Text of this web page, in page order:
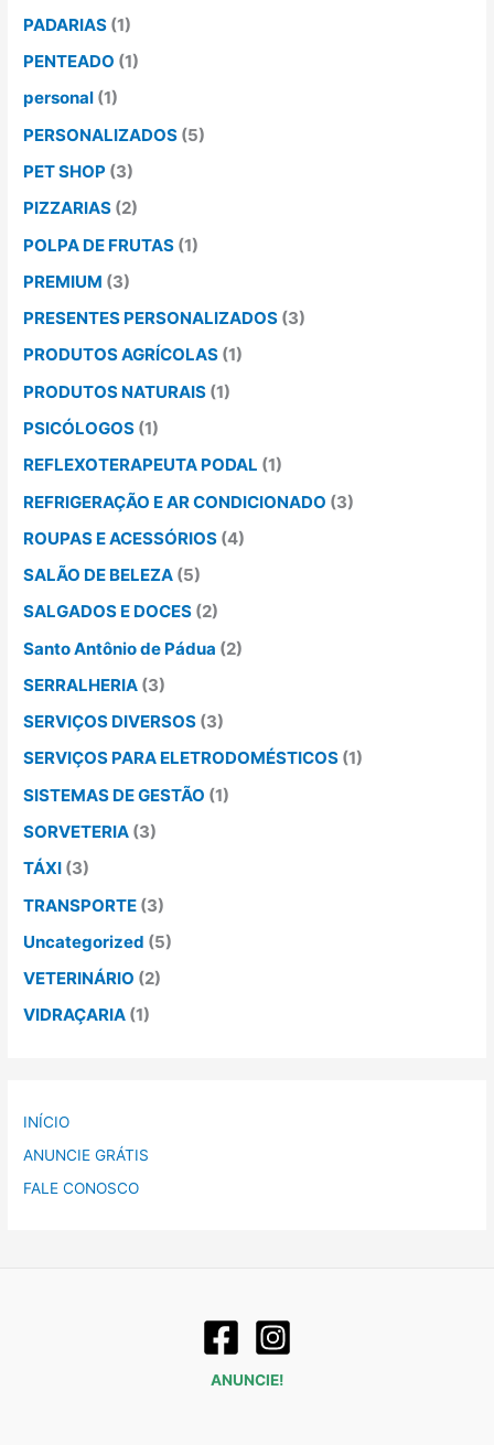
PADARIAS (1)
PENTEADO (1)
personal (1)
PERSONALIZADOS (5)
PET SHOP (3)
PIZZARIAS (2)
POLPA DE FRUTAS (1)
PREMIUM (3)
PRESENTES PERSONALIZADOS (3)
PRODUTOS AGRÍCOLAS (1)
PRODUTOS NATURAIS (1)
PSICÓLOGOS (1)
REFLEXOTERAPEUTA PODAL (1)
REFRIGERAÇÃO E AR CONDICIONADO (3)
ROUPAS E ACESSÓRIOS (4)
SALÃO DE BELEZA (5)
SALGADOS E DOCES (2)
Santo Antônio de Pádua (2)
SERRALHERIA (3)
SERVIÇOS DIVERSOS (3)
SERVIÇOS PARA ELETRODOMÉSTICOS (1)
SISTEMAS DE GESTÃO (1)
SORVETERIA (3)
TÁXI (3)
TRANSPORTE (3)
Uncategorized (5)
VETERINÁRIO (2)
VIDRAÇARIA (1)
INÍCIO
ANUNCIE GRÁTIS
FALE CONOSCO
ANUNCIE!